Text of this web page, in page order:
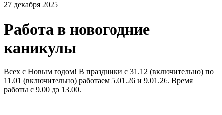
27 декабря 2025
Работа в новогодние
каникулы
Всех с Новым годом! В праздники с 31.12 (включительно) по
11.01 (включительно) работаем 5.01.26 и 9.01.26. Время
работы с 9.00 до 13.00.